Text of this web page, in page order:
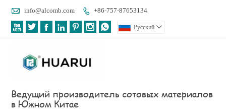
 info@alcomb.com  +86-757-87653134
       Pусский 
Ведущий производитель сотовых материалов
в Южном Китае